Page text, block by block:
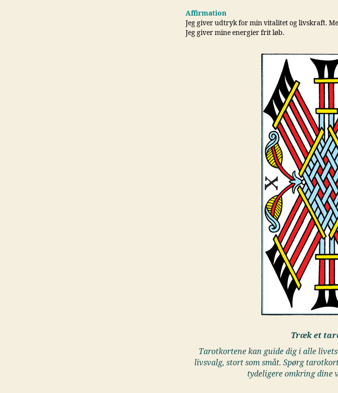
Affirmation
Jeg giver udtryk for min vitalitet og livskraft.
Jeg giver mine energier frit løb.
Træk et
Tarotkortene kan guide dig i alle
livsvalg, stort som småt. Spørg
tydeligere omkring dine